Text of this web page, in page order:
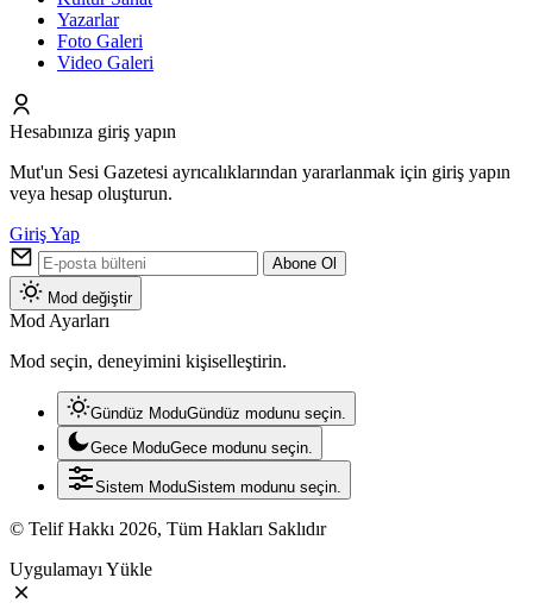
Yazarlar
Foto Galeri
Video Galeri
Hesabınıza giriş yapın
Mut'un Sesi Gazetesi ayrıcalıklarından yararlanmak için giriş yapın
veya hesap oluşturun.
Giriş Yap
Abone Ol
Mod değiştir
Mod Ayarları
Mod seçin, deneyimini kişiselleştirin.
Gündüz ModuGündüz modunu seçin.
Gece ModuGece modunu seçin.
Sistem ModuSistem modunu seçin.
© Telif Hakkı 2026, Tüm Hakları Saklıdır
Uygulamayı Yükle